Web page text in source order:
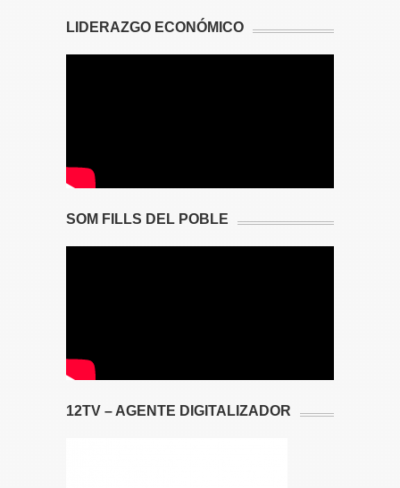
LIDERAZGO ECONÓMICO
SOM FILLS DEL POBLE
12TV – AGENTE DIGITALIZADOR